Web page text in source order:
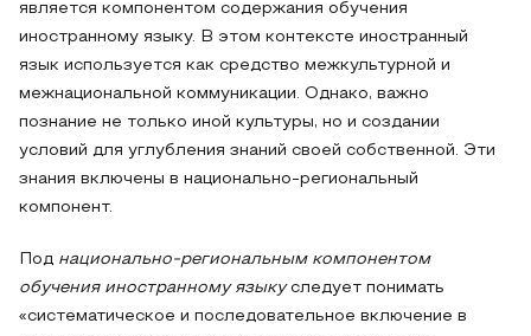
является компонентом содержания обучения
иностранному языку. В этом контексте иностранный
язык используется как средство межкультурной и
межнациональной коммуникации. Однако, важно
познание не только иной культуры, но и создании
условий для углубления знаний своей собственной. Эти
знания включены в национально-региональный
компонент.
Под национально-региональным компонентом
обучения иностранному языкуследует понимать
«систематическое и последовательное включение в